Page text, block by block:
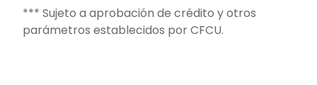
*** Sujeto a aprobación de crédito y otros
parámetros establecidos por CFCU.